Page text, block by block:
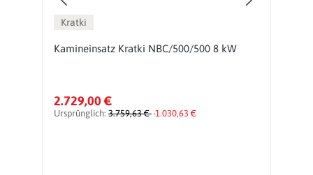
Kratki
Kamineinsatz Kratki NBC/500/500 8 kW
2.729,00 €
Ursprünglich: 3.759,63 €-1.030,63 €